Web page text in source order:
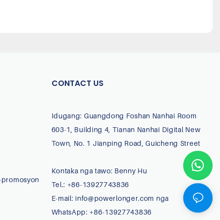
CONTACT US
Idugang: Guangdong Foshan Nanhai Room
603-1, Building 4, Tianan Nanhai Digital New
Town, No. 1 Jianping Road, Guicheng Street
Kontaka nga tawo: Benny Hu
Tel.: +86-13927743836
E-mail: info@powerlonger.com nga
WhatsApp: +86-13927743836